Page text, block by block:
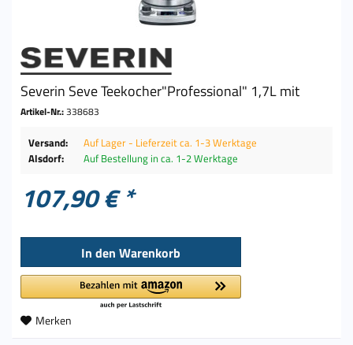
Severin Seve Teekocher"Professional" 1,7L mit
Artikel-Nr.:338683
Versand:
Auf Lager - Lieferzeit ca. 1-3 Werktage
Alsdorf:
Auf Bestellung in ca. 1-2 Werktage
107,90 € *
In den Warenkorb
Merken